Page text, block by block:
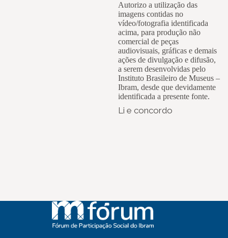
Autorizo a utilização das
imagens contidas no
vídeo/fotografia identificada
acima, para produção não
comercial de peças
audiovisuais, gráficas e demais
ações de divulgação e difusão,
a serem desenvolvidas pelo
Instituto Brasileiro de Museus –
Ibram, desde que devidamente
identificada a presente fonte.
Li e concordo